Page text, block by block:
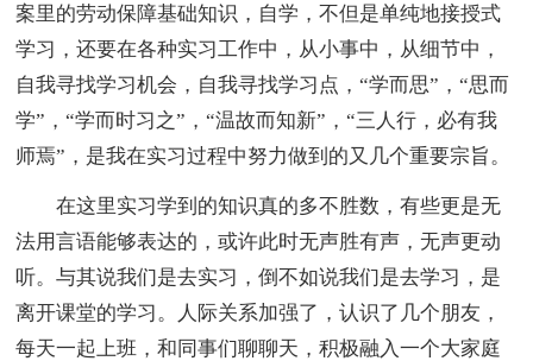
案里的劳动保障基础知识，自学，不但是单纯地接授式
学习，还要在各种实习工作中，从小事中，从细节中，
自我寻找学习机会，自我寻找学习点，“学而思”，“思而
学”，“学而时习之”，“温故而知新”，“三人行，必有我
师焉”，是我在实习过程中努力做到的又几个重要宗旨。
在这里实习学到的知识真的多不胜数，有些更是无
法用言语能够表达的，或许此时无声胜有声，无声更动
听。与其说我们是去实习，倒不如说我们是去学习，是
离开课堂的学习。人际关系加强了，认识了几个朋友，
每天一起上班，和同事们聊聊天，积极融入一个大家庭